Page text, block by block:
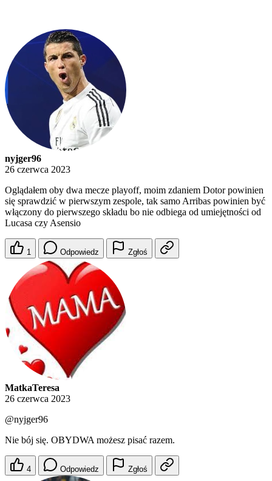
nyjger96
26 czerwca 2023
Oglądałem oby dwa mecze playoff, moim zdaniem Dotor powinien
się sprawdzić w pierwszym zespole, tak samo Arribas powinien być
włączony do pierwszego składu bo nie odbiega od umiejętności od
Lucasa czy Asensio
1 Odpowiedz Zgłoś
MatkaTeresa
26 czerwca 2023
@nyjger96
Nie bój się. OBYDWA możesz pisać razem.
4 Odpowiedz Zgłoś